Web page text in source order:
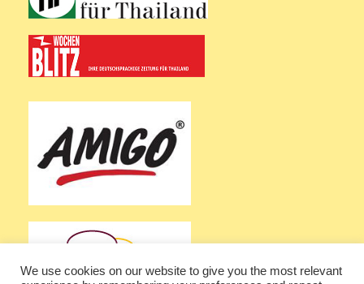
We use cookies on our website to give you the most relevant